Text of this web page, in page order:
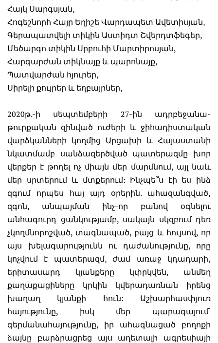
Հայկ Սարգսյան,
Հոգեշնորհ Հայր Եղիշե Վարդապետ Ավետիսյան,
Գերապատվելի տիկին Աստիդտ Շվերդտֆեգեր,
Մեծարգո տիկին Սրբուհի Մարտիրոսյան,
Հարգարժան տիկնայք և պարոնայք,
Պատվարժան հյուրեր,
Սիրելի քույրեր և եղբայրներ,
2020թ.-ի սեպտեմբերի 27-ին ադրբեջանա-
թուրքական զինված ուժերի և ջիհադիստական
վարձկանների կողմից Արցախի և Հայաստանի
նկատմամբ սանձազերծված պատերազմը խոր
վերքեր է թողել ոչ միայն մեր մարմնում, այլ նաև
մեր սրտերում և մտքերում: Ինչպե՞ս էի ես ինձ
զգում որպես հայ այդ օրերին. ահազանգված,
զգոն, անպայման ինչ-որ բանով օգնելու
անհագուրդ ցանկությամբ, սակայն սկզբում դեռ
չկողմնորոշված, տագնապած, բայց և հույսով, որ
այս խելագարությունն ու դաժանությունը, որը
կոչվում է պատերազմ, ժամ առաջ կդադարի,
երիտասարդ կյանքերը կփրկվեն, անմեղ
քաղաքացիները կրկին կվերադառնան իրենց
խաղաղ կյանքի հուն: Աշխարհասփյուռ
հայությունը, իսկ մեր պարագայում՝
գերմանահայությունը, իր ահագնացած բողոքի
ձայնը բարձրացրեց այս աղետալի ագրեսիայի